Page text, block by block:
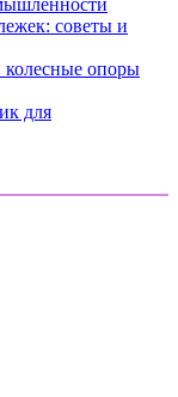
советы и
колесные опоры
для